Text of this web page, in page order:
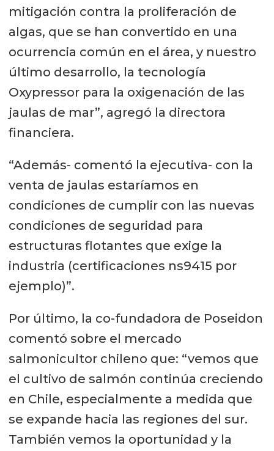
mitigación contra la proliferación de
algas, que se han convertido en una
ocurrencia común en el área, y nuestro
último desarrollo, la tecnología
Oxypressor para la oxigenación de las
jaulas de mar”, agregó la directora
financiera.
“Además- comentó la ejecutiva- con la
venta de jaulas estaríamos en
condiciones de cumplir con las nuevas
condiciones de seguridad para
estructuras flotantes que exige la
industria (certificaciones ns9415 por
ejemplo)”.
Por último, la co-fundadora de Poseidon
comentó sobre el mercado
salmonicultor chileno que: “vemos que
el cultivo de salmón continúa creciendo
en Chile, especialmente a medida que
se expande hacia las regiones del sur.
También vemos la oportunidad y la